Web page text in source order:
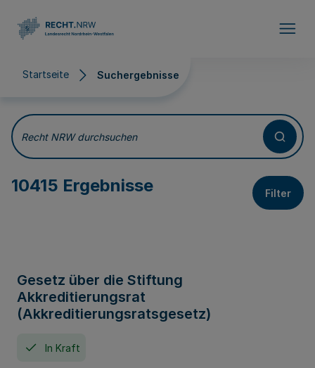
Startseite Suchergebnisse
Suchergebnisse
Recht NRW durchsuchen
10415 Ergebnisse Filter
Gesetz über die Stiftung
Akkreditierungsrat
(Akkreditierungsratsgesetz)
In Kraft